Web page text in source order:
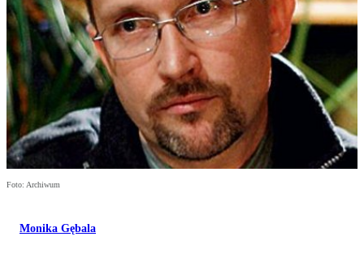
Foto: Archiwum
Monika Gębala